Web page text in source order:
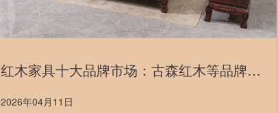
红木家具十大品牌市场：古森红木等品牌的发展格局
2026年04月11日